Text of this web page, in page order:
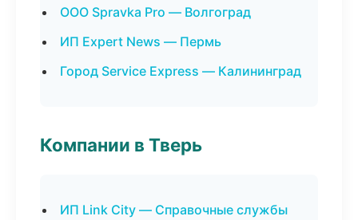
ООО Spravka Pro — Волгоград
ИП Expert News — Пермь
Город Service Express — Калининград
Компании в Тверь
ИП Link City — Справочные службы